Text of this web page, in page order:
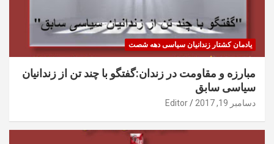
یادمان کشتار زندانیان سیاسی دهه شصت
مبارزه و مقاومت در زندان:گفتگو با چند تن از زندانیان
سیاسی سابق
دسامبر 19, 2017 Editor